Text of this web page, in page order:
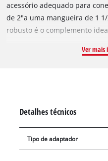
acessório adequado para
de 2"a uma mangueira de 1
robusto é o complemento
Graças à sua construção
fornecido um adaptador para
Ver mais
Detalhes técnicos
Tipo de adaptador